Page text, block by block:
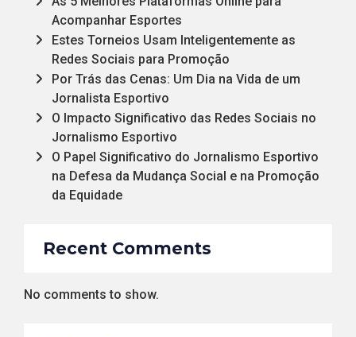
Acompanhar Esportes
Estes Torneios Usam Inteligentemente as
Redes Sociais para Promoção
Por Trás das Cenas: Um Dia na Vida de um
Jornalista Esportivo
O Impacto Significativo das Redes Sociais no
Jornalismo Esportivo
O Papel Significativo do Jornalismo Esportivo
na Defesa da Mudança Social e na Promoção
da Equidade
Recent Comments
No comments to show.